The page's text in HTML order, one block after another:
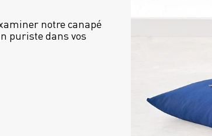
notre canapé
puriste dans vos